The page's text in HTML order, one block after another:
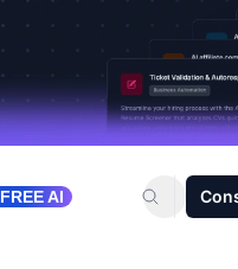
FREE AI